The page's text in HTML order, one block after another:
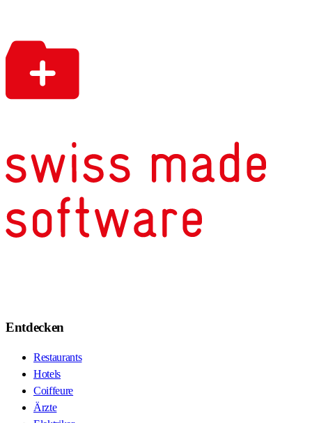
Entdecken
Restaurants
Hotels
Coiffeure
Ärzte